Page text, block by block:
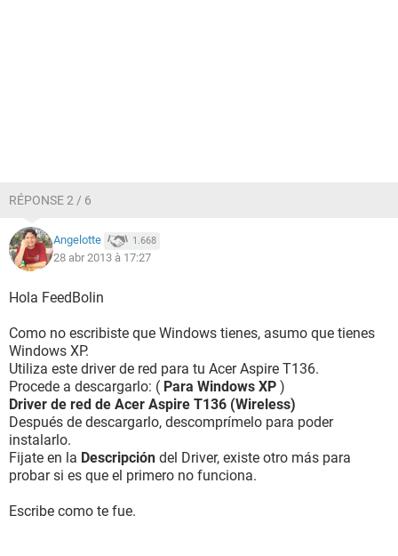
RÉPONSE 2 / 6
Angelotte 1.668
28 abr 2013 à 17:27
Hola FeedBolin
Como no escribiste que Windows tienes, asumo que tienes
Windows XP.
Utiliza este driver de red para tu Acer Aspire T136.
Procede a descargarlo: ( Para Windows XP )
Driver de red de Acer Aspire T136 (Wireless)
Después de descargarlo, descomprímelo para poder
instalarlo.
Fijate en la Descripción del Driver, existe otro más para
probar si es que el primero no funciona.
Escribe como te fue.